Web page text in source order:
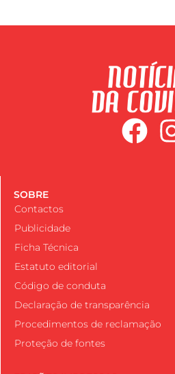
SOBRE
Contactos
Publicidade
Ficha Técnica
Estatuto editorial
Código de conduta
Declaração de transparência
Procedimentos de reclamação
Proteção de fontes